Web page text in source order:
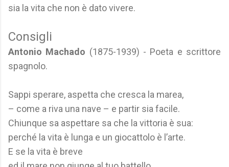
sia la vita che non è dato vivere.
Consigli
Antonio Machado (1875-1939) - Poeta e scrittore
spagnolo.
Sappi sperare, aspetta che cresca la marea,
– come a riva una nave – e partir sia facile.
Chiunque sa aspettare sa che la vittoria è sua:
perché la vita è lunga e un giocattolo è l’arte.
E se la vita è breve